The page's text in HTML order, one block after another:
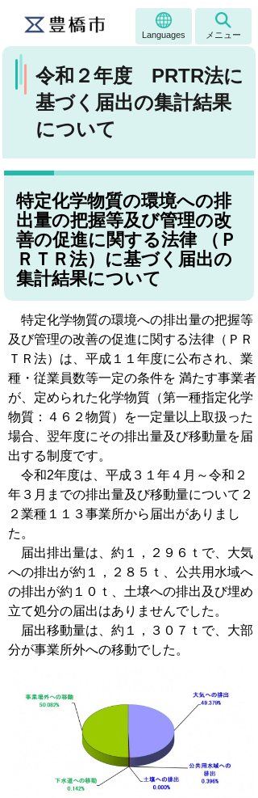
Languages メニュー
令和２年度 PRTR法に
基づく届出の集計結果
について
特定化学物質の環境への排
出量の把握等及び管理の改
善の促進に関する法律 （Ｐ
ＲＴＲ法）に基づく届出の
集計結果について
特定化学物質の環境への排出量の把握等
及び管理の改善の促進に関する法律（ＰＲ
ＴＲ法）は、平成１１年度に公布され、業
種・従業員数等一定の条件を 満たす事業者
が、定められた化学物質（第一種指定化学
物質：４６２物質）を一定量以上取扱った
場合、翌年度にその排出量及び移動量を届
出する制度です。
令和2年度は、平成３１年４月～令和２
年３月までの排出量及び移動量について２
２業種１１３事業所から届出がありまし
た。
届出排出量は、約１，２９６ｔで、大気
への排出が約１，２８５ｔ、公共用水域へ
の排出が約１０ｔ、土壌への排出及び埋め
立て処分の届出はありませんでした。
届出移動量は、約１，３０７ｔで、大部
分が事業所外への移動でした。